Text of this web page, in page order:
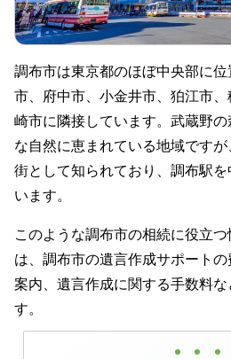
調布市は東京都のほぼ中央部に
市、府中市、小金井市、狛江市、
崎市に隣接しています。武蔵野
な自然に恵まれている地域です
街として知られており、調布駅
います。
このような調布市の相続に役立
は、調布市の遺言作成サポート
案内、遺言作成に関する手数料な
す。